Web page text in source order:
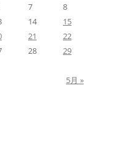
7
8
14
15
21
22
28
29
5月 »